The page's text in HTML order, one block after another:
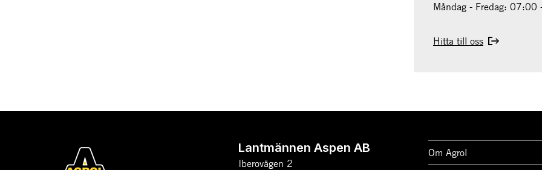
Måndag - Fredag:
Hitta till oss
Lantmännen Aspen AB
Iberovägen 2
Om Agrol